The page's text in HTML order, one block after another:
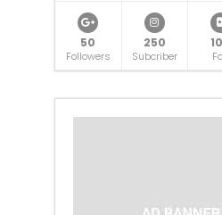
50
Followers
250
Subcriber